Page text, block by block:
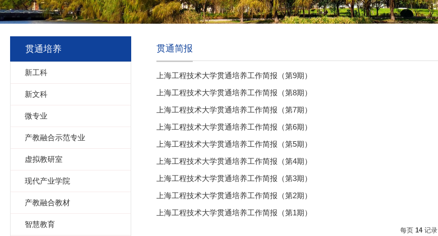
贯通培养
新工科
新文科
微专业
产教融合示范专业
虚拟教研室
现代产业学院
产教融合教材
智慧教育
贯通简报
上海工程技术大学贯通培养工作简报（第9期）
上海工程技术大学贯通培养工作简报（第8期）
上海工程技术大学贯通培养工作简报（第7期）
上海工程技术大学贯通培养工作简报（第6期）
上海工程技术大学贯通培养工作简报（第5期）
上海工程技术大学贯通培养工作简报（第4期）
上海工程技术大学贯通培养工作简报（第3期）
上海工程技术大学贯通培养工作简报（第2期）
上海工程技术大学贯通培养工作简报（第1期）
每页 14记录